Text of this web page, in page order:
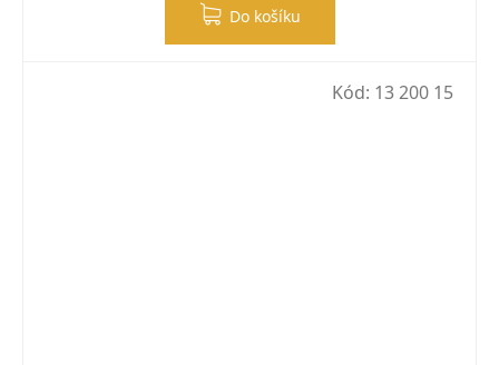
Do košíku
Kód: 13 200 15